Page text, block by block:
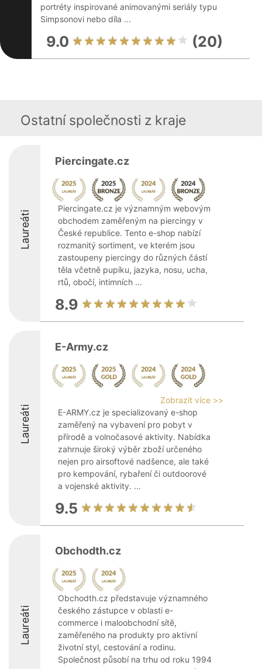
portréty inspirované animovanými seriály typu
Simpsonovi nebo díla ...
9.0 (20)
Ostatní společnosti z kraje
Laureáti
Piercingate.cz
Piercingate.cz je významným webovým
obchodem zaměřeným na piercingy v
České republice. Tento e-shop nabízí
rozmanitý sortiment, ve kterém jsou
zastoupeny piercingy do různých částí
těla včetně pupíku, jazyka, nosu, ucha,
rtů, obočí, intimních ...
8.9
Laureáti
E-Army.cz
Zobrazit více >>
E-ARMY.cz je specializovaný e-shop
zaměřený na vybavení pro pobyt v
přírodě a volnočasové aktivity. Nabídka
zahrnuje široký výběr zboží určeného
nejen pro airsoftové nadšence, ale také
pro kempování, rybaření či outdoorové
a vojenské aktivity. ...
9.5
Laureáti
Obchodth.cz
Obchodth.cz představuje významného
českého zástupce v oblasti e-
commerce i maloobchodní sítě,
zaměřeného na produkty pro aktivní
životní styl, cestování a rodinu.
Společnost působí na trhu od roku 1994